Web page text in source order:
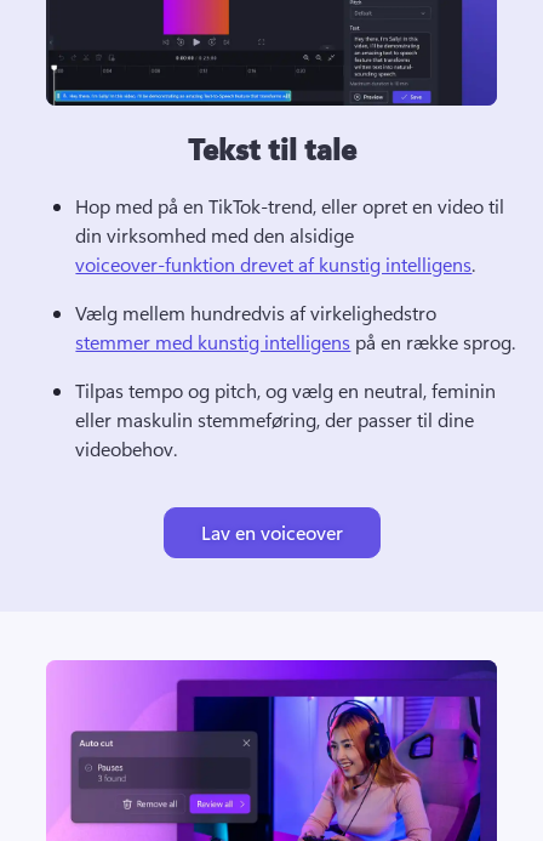
Tekst til tale
Hop med på en TikTok-trend, eller opret en video til
din virksomhed med den alsidige
voiceover-funktion drevet af kunstig intelligens.
Vælg mellem hundredvis af virkelighedstro
stemmer med kunstig intelligens
Tilpas tempo og pitch, og vælg en neutral, feminin
eller maskulin stemmeføring, der passer til dine
videobehov.
Lav en voiceover